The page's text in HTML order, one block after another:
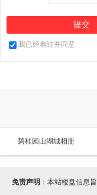
我已经看过并同意
碧桂园山湖城相册
免责声明 ：本站楼盘信息